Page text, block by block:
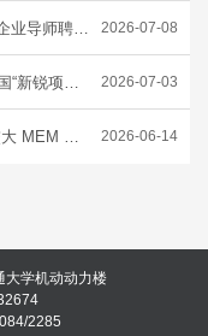
式顺利举行 2026-07-08
航之星奖” 2026-07-03
座圆满落幕 2026-06-14
大学机动动力楼
2285